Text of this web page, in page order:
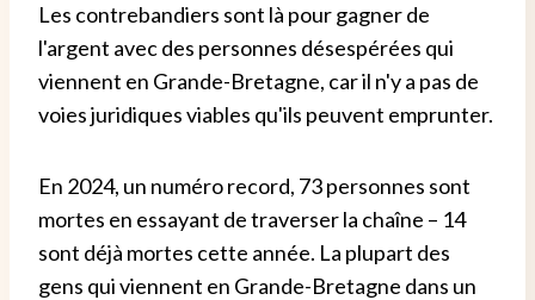
Les contrebandiers sont là pour gagner de
l'argent avec des personnes désespérées qui
viennent en Grande-Bretagne, car il n'y a pas de
voies juridiques viables qu'ils peuvent emprunter.
En 2024, un numéro record, 73 personnes sont
mortes en essayant de traverser la chaîne – 14
sont déjà mortes cette année. La plupart des
gens qui viennent en Grande-Bretagne dans un